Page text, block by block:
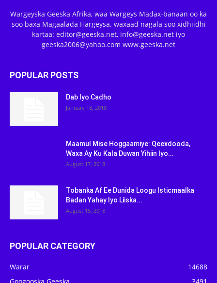
Wargeyska Geeska Afrika, waa Wargeys Madax-banaan oo ka
soo baxa Magaalada Hargeysa. waxaad nagala soo xidhiidhi
kartaa: editor@geeska.net, info@geeska.net iyo
geeska2006@yahoo.com www.geeska.net
POPULAR POSTS
Dab Iyo Cadho
January 18, 2018
Maamul Mise Hoggaamiye: Qeexdooda,
Waxa Ay Ku Kala Duwan Yihiin Iyo...
August 17, 2018
Tobanka Af Ee Dunida Loogu Isticmaalka
Badan Yahay Iyo Liiska...
August 15, 2018
POPULAR CATEGORY
Warar
14688